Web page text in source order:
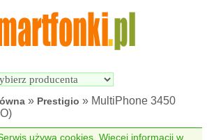
» Prestigio » MultiPhone 3450
używa cookies. Więcej informacji w